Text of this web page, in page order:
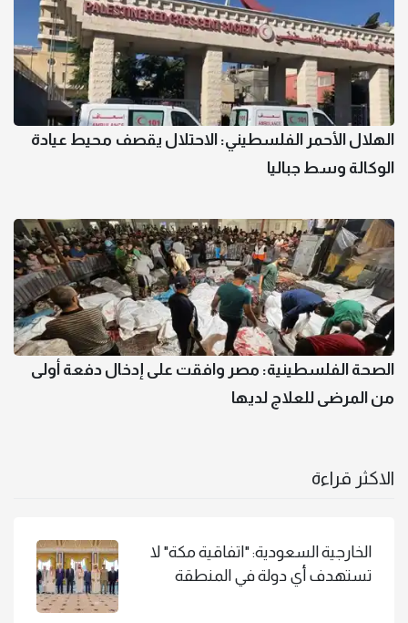
الهلال الأحمر الفلسطيني: الاحتلال يقصف محيط عيادة
الوكالة وسط جباليا
الصحة الفلسطينية: مصر وافقت على إدخال دفعة أولى
من المرضى للعلاج لديها
الاكثر قراءة
الخارجية السعودية: "اتفاقية مكة" لا
تستهدف أي دولة في المنطقة